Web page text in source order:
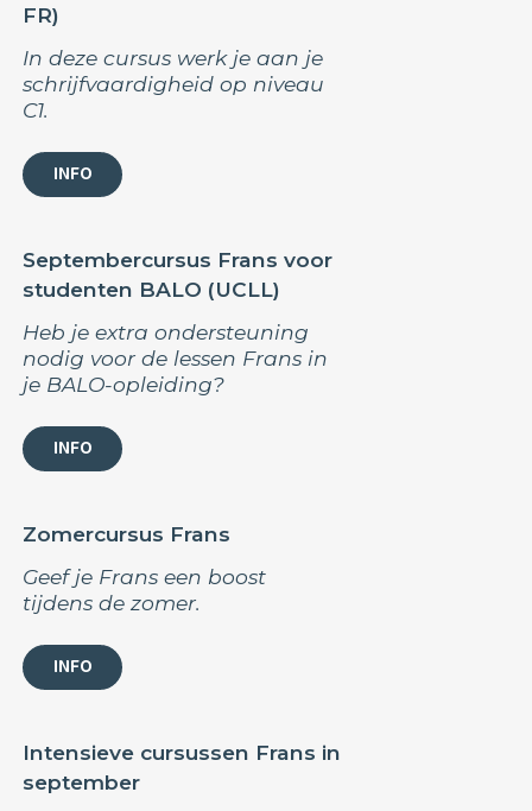
FR)
In deze cursus werk je aan je
schrijfvaardigheid op niveau
C1.
INFO
Septembercursus Frans voor
studenten BALO (UCLL)
Heb je extra ondersteuning
nodig voor de lessen Frans in
je BALO-opleiding?
INFO
Zomercursus Frans
Geef je Frans een boost
tijdens de zomer.
INFO
Intensieve cursussen Frans in
september